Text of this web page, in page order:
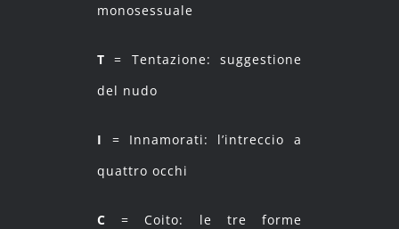
monosessuale
T = Tentazione: suggestione
del nudo
I
= Innamorati: l’intreccio a
quattro occhi
C = Coito: le tre forme